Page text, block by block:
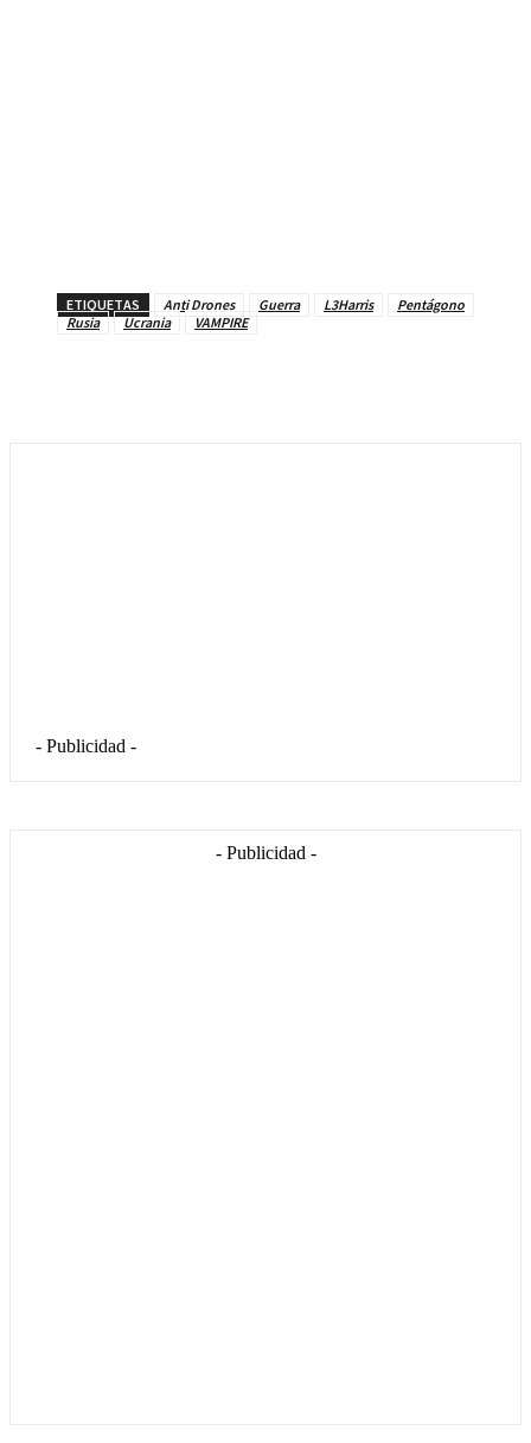
ETIQUETAS Anti Drones Guerra L3Harris
Pentágono
Rusia
Ucrania VAMPIRE
- Publicidad -
- Publicidad -